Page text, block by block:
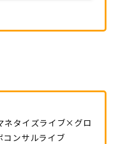
ネタイズライブ×グロ
コンサルライブ